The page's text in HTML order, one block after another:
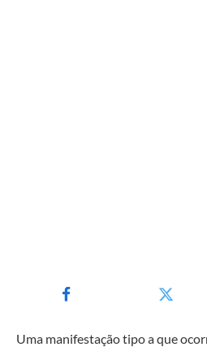
Uma manifestação tipo a que